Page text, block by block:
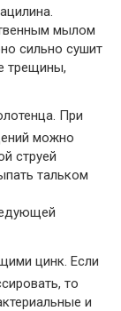
мылом
сильно сушит
трещины,
При
можно
струей
тальком
цинк. Если
то
и